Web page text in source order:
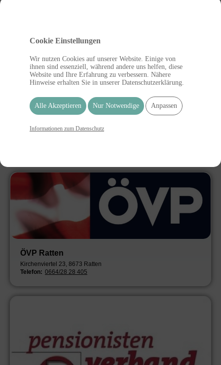
Ortsstellenleiter: Fischer Alexander
ÖVP Ratten
Kirchenviertel 23, 8673 Ratten
Telefon: 0664/28 28 405
Cookie Einstellungen
Wir nutzen Cookies auf unserer Website. Einige von
ihnen sind essenziell, während andere uns helfen, diese
Website und Ihre Erfahrung zu verbessern. Nähere
Hinweise erhalten Sie in unserer Datenschutzerklärung.
Alle Akzeptieren Nur Notwendige Anpassen
Informationen zum Datenschutz